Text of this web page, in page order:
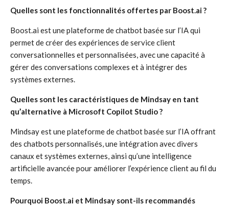
Quelles sont les fonctionnalités offertes par Boost.ai ?
Boost.ai est une plateforme de chatbot basée sur l’IA qui
permet de créer des expériences de service client
conversationnelles et personnalisées, avec une capacité à
gérer des conversations complexes et à intégrer des
systèmes externes.
Quelles sont les caractéristiques de Mindsay en tant
qu’alternative à Microsoft Copilot Studio ?
Mindsay est une plateforme de chatbot basée sur l’IA offrant
des chatbots personnalisés, une intégration avec divers
canaux et systèmes externes, ainsi qu’une intelligence
artificielle avancée pour améliorer l’expérience client au fil du
temps.
Pourquoi Boost.ai et Mindsay sont-ils recommandés